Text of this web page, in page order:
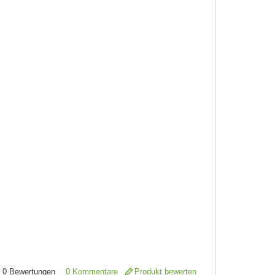
0 Bewertungen 0 Kommentare Produkt bewerten